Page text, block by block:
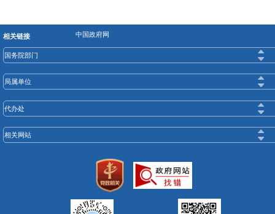
相关链接 中国政府网
国务院部门
局属单位
代办处
相关网站